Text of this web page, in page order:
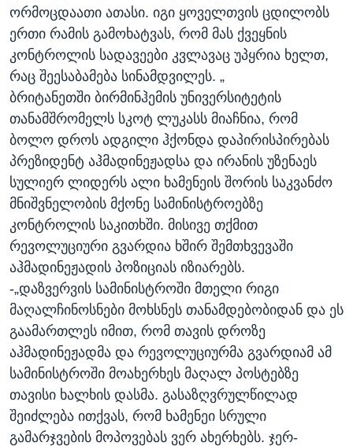
ორმოცდაათი ათასი. იგი ყოველთვის ცდილობს
ერთი რამის გამოხატვას, რომ მას ქვეყნის
კონტროლის სადავეები კვლავაც უპყრია ხელთ,
რაც შეესაბამება სინამდვილეს. „
ბრიტანეთში ბირმინჰემის უნივერსიტეტის
თანამშრომელს სკოტ ლუკასს მიაჩნია, რომ
ბოლო დროს ადგილი ჰქონდა დაპირისპირებას
პრეზიდენტ აჰმადინეჟადსა და ირანის უზენაეს
სულიერ ლიდერს ალი ხამენეის შორის საკვანძო
მნიშვნელობის მქონე სამინისტროებზე
კონტროლის საკითხში. მისივე თქმით
რევოლუციური გვარდია ხშირ შემთხვევაში
აჰმადინეჟადის პოზიციას იზიარებს.
-„დაზვერვის სამინისტროში მთელი რიგი
მაღალჩინოსნები მოხსნეს თანამდებობიდან და ეს
გაამართლეს იმით, რომ თავის დროზე
აჰმადინეჟადმა და რევოლუციურმა გვარდიამ ამ
სამინისტროში მოახერხეს მაღალ პოსტებზე
თავისი ხალხის დასმა. გასაზღვრულწილად
შეიძლება ითქვას, რომ ხამენეი სრული
გამარჯვების მოპოვებას ვერ ახერხებს. ჯერ-